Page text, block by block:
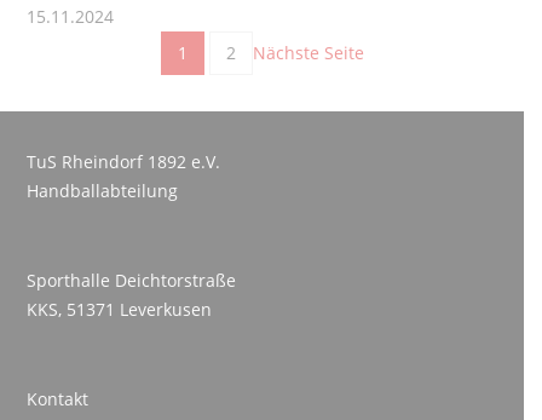
15.11.2024
1
2 Nächste Seite
TuS Rheindorf 1892 e.V.
Handballabteilung
Sporthalle Deichtorstraße
KKS, 51371 Leverkusen
Kontakt